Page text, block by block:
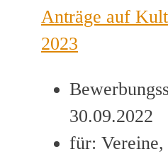
Anträge auf
2023
30.09.2022
für: Vereine,